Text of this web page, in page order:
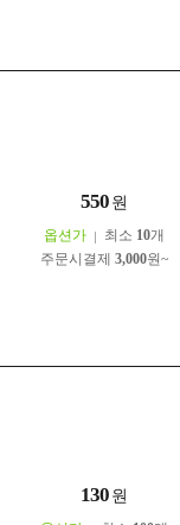
550 원
옵션가 최소 10개
주문시결제 3,000원~
130 원